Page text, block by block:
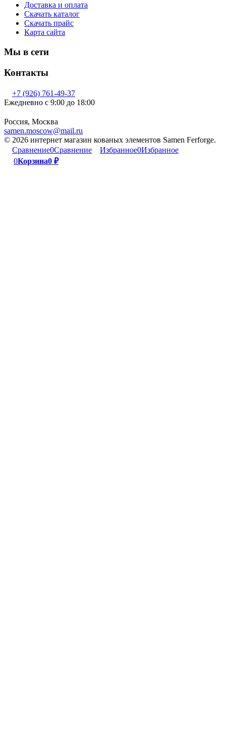
Доставка и оплата
Скачать каталог
Скачать прайс
Карта сайта
Мы в сети
Контакты
+7 (926) 761-49-37
Ежедневно с 9:00 до 18:00
Россия, Москва
samen.moscow@mail.ru
© 2026 интернет магазин кованых элементов Samen Ferforge.
Сравнение0Сравнение Избранное0Избранное
0Корзина0 ₽